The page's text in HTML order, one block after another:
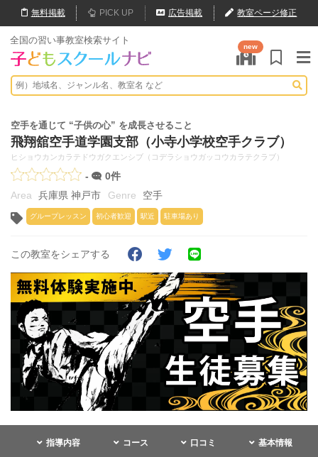
無料掲載 PICK UP 広告掲載 教室ページ修正
全国の習い事教室検索サイト
new
空手を通じて “子供の心” を成長させること
飛翔舘空手道学園支部（小寺小学校空手クラブ）
ヒショウカンカラテドウガクエンシブ（コデラショウガッコウカラテクラブ）
-
0件
兵庫県 神戸市
空手
グループレッスン 初心者歓迎 駅近 駐車場あり
この教室をシェアする
指導内容 コース 口コミ 基本情報